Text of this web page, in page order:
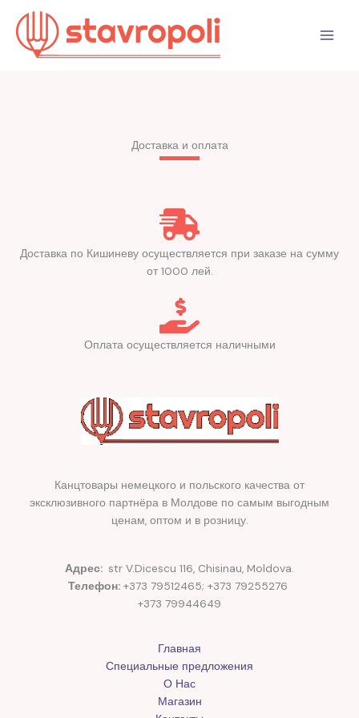
Перейти
содержимому
Доставка и оплата
Доставка по Кишиневу осуществляется при заказе на сумму
от 1000 лей.
Оплата осуществляется наличными
Канцтовары немецкого и польского качества от
эксклюзивного партнёра в Молдове по самым выгодным
ценам, оптом и в розницу.
Адрес: str V.Dicescu 116, Chisinau, Moldova.
Телефон: +373 79512465; +373 79255276
+373 79944649
Главная
Специальные предложения
О Нас
Магазин